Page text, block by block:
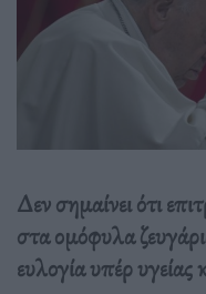
Δεν σημαίνει ότι
στα ομόφυλα
ευλογία υπέρ